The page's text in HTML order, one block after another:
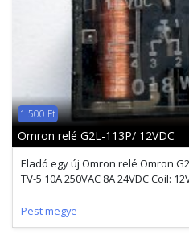
1 500 Ft
Omron relé G2L-113P/ 12VDC
Eladó egy új Omron relé Omron
TV-5 10A 250VAC 8A 24VDC Coil:
Pest megye